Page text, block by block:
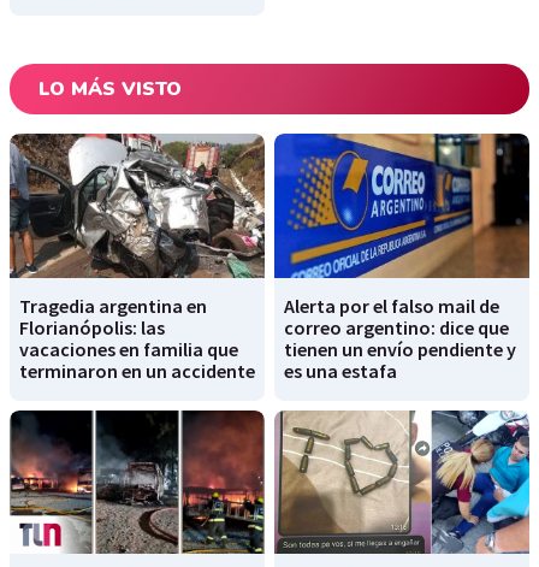
LO MÁS VISTO
Tragedia argentina en
Florianópolis: las
vacaciones en familia que
terminaron en un accidente
Alerta por el falso mail de
correo argentino: dice que
tienen un envío pendiente y
es una estafa